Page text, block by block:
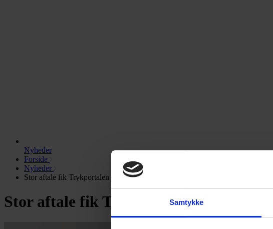
Samtykke
Nyheder
Forside
Nyheder
Stor aftale fik Trykportalen til at åbne bogbinderafdeling
Stor aftale fik Trykportalen til at åbne